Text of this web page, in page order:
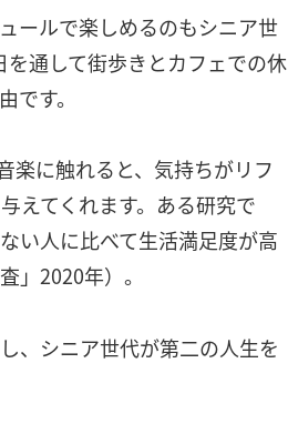
ールで楽しめるのもシニア世
通して街歩きとカフェでの休
す。
楽に触れると、気持ちがリフ
えてくれます。ある研究で
い人に比べて生活満足度が高
」2020年）。
、シニア世代が第二の人生を